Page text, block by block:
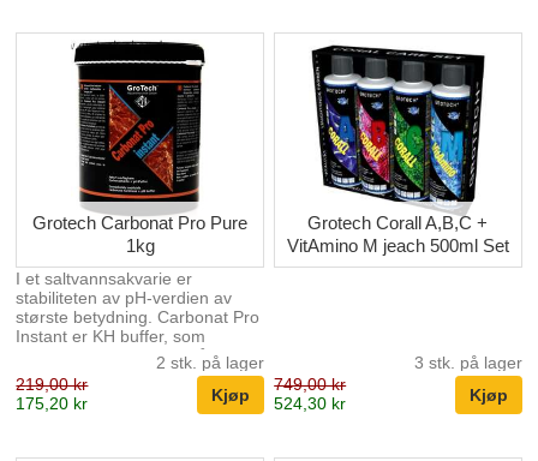
er cs. 1330mg.
ca. 420mg/l.
Grotech Carbonat Pro Pure
1kg
I et saltvannsakvarie er
stabiliteten av pH-verdien av
største betydning. Carbonat Pro
Instant er KH buffer, som
stabliserer pH-verdien på en
verdi mellom 8,0 og 8,3. KH
verdien reduseres ved Karbonat
som blir konsumert i akvariet av
2 stk. på lager
219,00 kr
175,20 kr
Grotech Corall A,B,C +
VitAmino M jeach 500ml Set
3 stk. på lager
749,00 kr
524,30 kr